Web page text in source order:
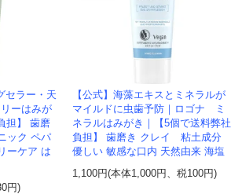
セラー・天
ーはみが
担】 歯磨
ック ペパ
ーケア は
円)
【公式】海藻エキスとミネラルが
マイルドに虫歯予防｜ロゴナ ミ
ネラルはみがき｜【5個で送料弊社
負担】 歯磨き クレイ 粘土成分
優しい 敏感な口内 天然由来 海塩
1,100円(本体1,000円、税100円)